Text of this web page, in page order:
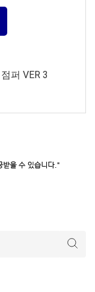
퍼 VER 3